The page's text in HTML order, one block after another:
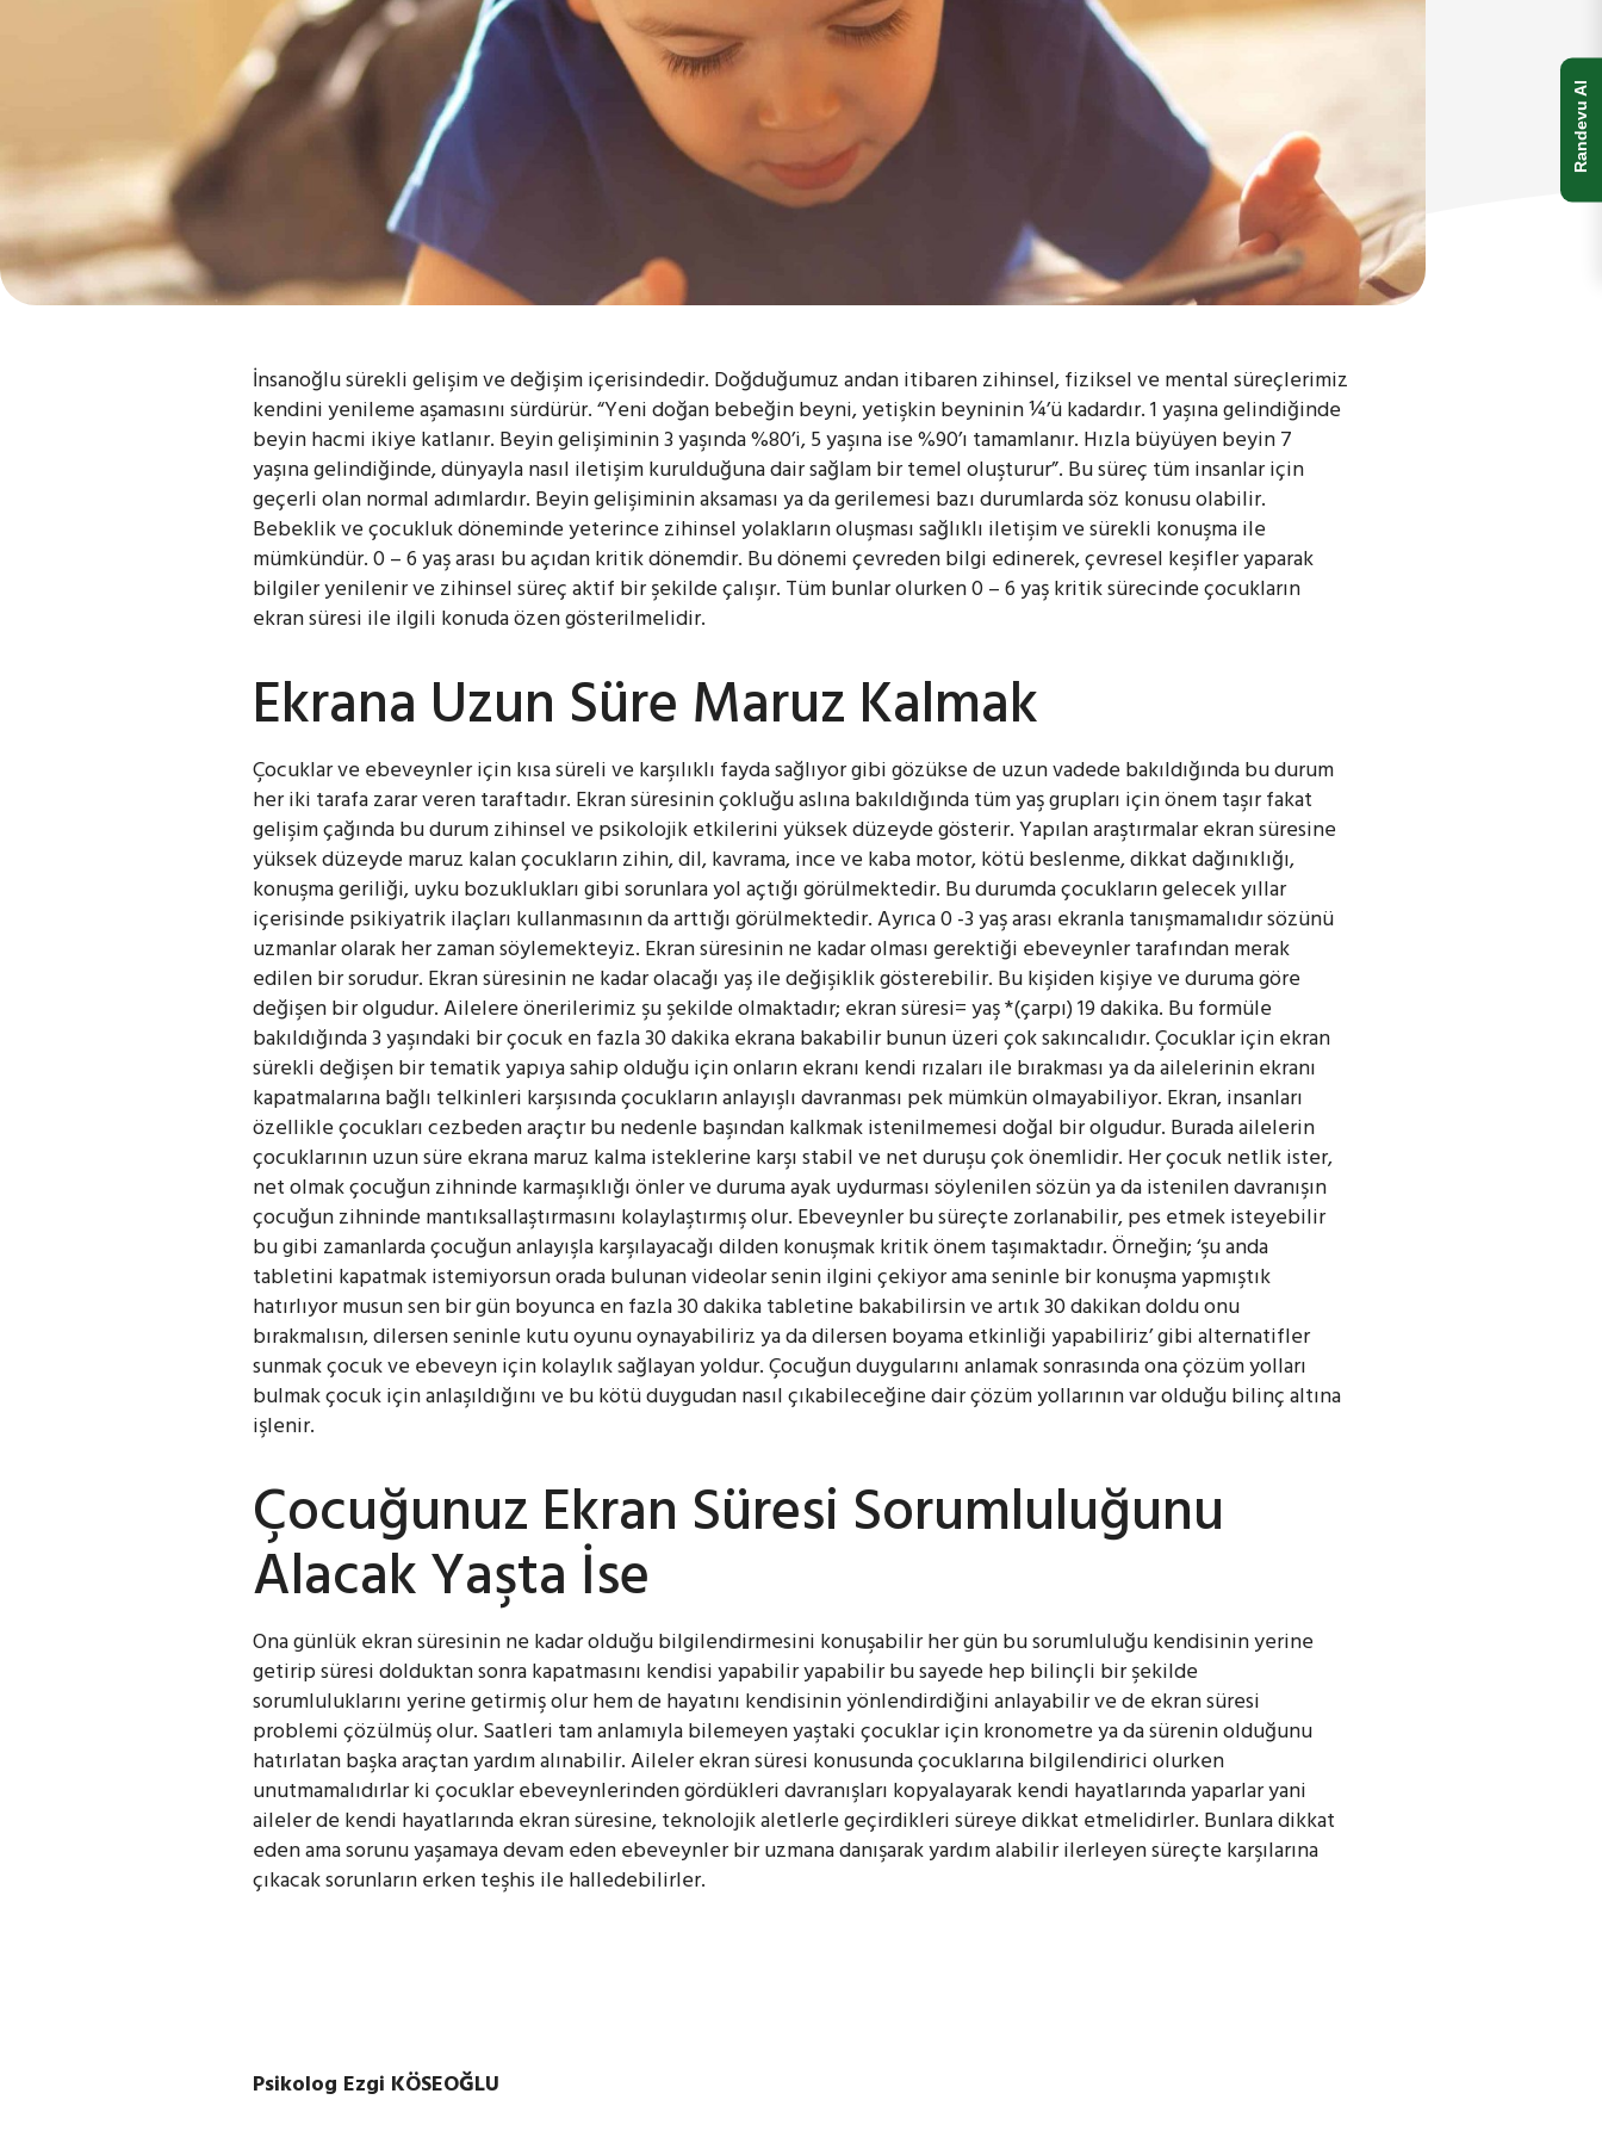
İnsanoğlu sürekli gelişim ve değişim içerisindedir. Doğduğumuz andan itibaren zihinsel, fiziksel ve mental süreçlerimiz
kendini yenileme aşamasını sürdürür. “Yeni doğan bebeğin beyni, yetişkin beyninin ¼’ü kadardır. 1 yaşına gelindiğinde
beyin hacmi ikiye katlanır. Beyin gelişiminin 3 yaşında %80’i, 5 yaşına ise %90’ı tamamlanır. Hızla büyüyen beyin 7
yaşına gelindiğinde, dünyayla nasıl iletişim kurulduğuna dair sağlam bir temel oluşturur”. Bu süreç tüm insanlar için
geçerli olan normal adımlardır. Beyin gelişiminin aksaması ya da gerilemesi bazı durumlarda söz konusu olabilir.
Bebeklik ve çocukluk döneminde yeterince zihinsel yolakların oluşması sağlıklı iletişim ve sürekli konuşma ile
mümkündür. 0 – 6 yaş arası bu açıdan kritik dönemdir. Bu dönemi çevreden bilgi edinerek, çevresel keşifler yaparak
bilgiler yenilenir ve zihinsel süreç aktif bir şekilde çalışır. Tüm bunlar olurken 0 – 6 yaş kritik sürecinde çocukların
ekran süresi ile ilgili konuda özen gösterilmelidir.
Ekrana Uzun Süre Maruz Kalmak
Çocuklar ve ebeveynler için kısa süreli ve karşılıklı fayda sağlıyor gibi gözükse de uzun vadede bakıldığında bu durum
her iki tarafa zarar veren taraftadır. Ekran süresinin çokluğu aslına bakıldığında tüm yaş grupları için önem taşır fakat
gelişim çağında bu durum zihinsel ve psikolojik etkilerini yüksek düzeyde gösterir. Yapılan araştırmalar ekran süresine
yüksek düzeyde maruz kalan çocukların zihin, dil, kavrama, ince ve kaba motor, kötü beslenme, dikkat dağınıklığı,
konuşma geriliği, uyku bozuklukları gibi sorunlara yol açtığı görülmektedir. Bu durumda çocukların gelecek yıllar
içerisinde psikiyatrik ilaçları kullanmasının da arttığı görülmektedir. Ayrıca 0 -3 yaş arası ekranla tanışmamalıdır sözünü
uzmanlar olarak her zaman söylemekteyiz. Ekran süresinin ne kadar olması gerektiği ebeveynler tarafından merak
edilen bir sorudur. Ekran süresinin ne kadar olacağı yaş ile değişiklik gösterebilir. Bu kişiden kişiye ve duruma göre
değişen bir olgudur. Ailelere önerilerimiz şu şekilde olmaktadır; ekran süresi= yaş *(çarpı) 19 dakika. Bu formüle
bakıldığında 3 yaşındaki bir çocuk en fazla 30 dakika ekrana bakabilir bunun üzeri çok sakıncalıdır. Çocuklar için ekran
sürekli değişen bir tematik yapıya sahip olduğu için onların ekranı kendi rızaları ile bırakması ya da ailelerinin ekranı
kapatmalarına bağlı telkinleri karşısında çocukların anlayışlı davranması pek mümkün olmayabiliyor. Ekran, insanları
özellikle çocukları cezbeden araçtır bu nedenle başından kalkmak istenilmemesi doğal bir olgudur. Burada ailelerin
çocuklarının uzun süre ekrana maruz kalma isteklerine karşı stabil ve net duruşu çok önemlidir. Her çocuk netlik ister,
net olmak çocuğun zihninde karmaşıklığı önler ve duruma ayak uydurması söylenilen sözün ya da istenilen davranışın
çocuğun zihninde mantıksallaştırmasını kolaylaştırmış olur. Ebeveynler bu süreçte zorlanabilir, pes etmek isteyebilir
bu gibi zamanlarda çocuğun anlayışla karşılayacağı dilden konuşmak kritik önem taşımaktadır. Örneğin; ‘şu anda
tabletini kapatmak istemiyorsun orada bulunan videolar senin ilgini çekiyor ama seninle bir konuşma yapmıştık
hatırlıyor musun sen bir gün boyunca en fazla 30 dakika tabletine bakabilirsin ve artık 30 dakikan doldu onu
bırakmalısın, dilersen seninle kutu oyunu oynayabiliriz ya da dilersen boyama etkinliği yapabiliriz’ gibi alternatifler
sunmak çocuk ve ebeveyn için kolaylık sağlayan yoldur. Çocuğun duygularını anlamak sonrasında ona çözüm yolları
bulmak çocuk için anlaşıldığını ve bu kötü duygudan nasıl çıkabileceğine dair çözüm yollarının var olduğu bilinç altına
işlenir.
Çocuğunuz Ekran Süresi Sorumluluğunu
Alacak Yaşta İse
Ona günlük ekran süresinin ne kadar olduğu bilgilendirmesini konuşabilir her gün bu sorumluluğu kendisinin yerine
getirip süresi dolduktan sonra kapatmasını kendisi yapabilir yapabilir bu sayede hep bilinçli bir şekilde
sorumluluklarını yerine getirmiş olur hem de hayatını kendisinin yönlendirdiğini anlayabilir ve de ekran süresi
problemi çözülmüş olur. Saatleri tam anlamıyla bilemeyen yaştaki çocuklar için kronometre ya da sürenin olduğunu
hatırlatan başka araçtan yardım alınabilir. Aileler ekran süresi konusunda çocuklarına bilgilendirici olurken
unutmamalıdırlar ki çocuklar ebeveynlerinden gördükleri davranışları kopyalayarak kendi hayatlarında yaparlar yani
aileler de kendi hayatlarında ekran süresine, teknolojik aletlerle geçirdikleri süreye dikkat etmelidirler. Bunlara dikkat
eden ama sorunu yaşamaya devam eden ebeveynler bir uzmana danışarak yardım alabilir ilerleyen süreçte karşılarına
çıkacak sorunların erken teşhis ile halledebilirler.
Psikolog Ezgi KÖSEOĞLU
Randevu Al